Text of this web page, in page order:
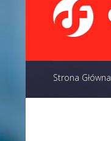
Strona Główna